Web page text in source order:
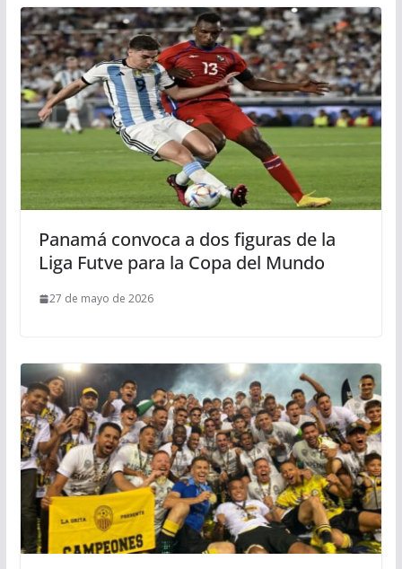
Panamá convoca a dos figuras de la
Liga Futve para la Copa del Mundo
27 de mayo de 2026